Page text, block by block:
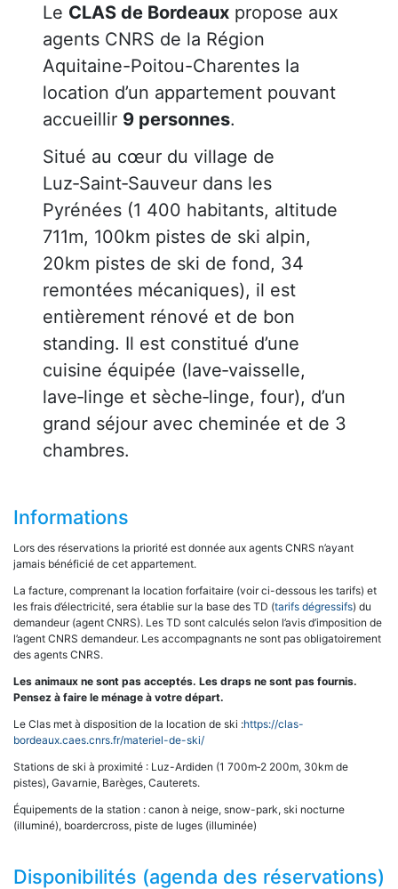
Le CLAS de Bordeaux propose aux
agents CNRS de la Région
Aquitaine-Poitou-Charentes la
location d’un appartement pouvant
accueillir 9 personnes.
Situé au cœur du village de
Luz‑Saint‑Sauveur dans les
Pyrénées (1 400 habitants, altitude
711m, 100km pistes de ski alpin,
20km pistes de ski de fond, 34
remontées mécaniques), il est
entièrement rénové et de bon
standing. Il est constitué d’une
cuisine équipée (lave‑vaisselle,
lave‑linge et sèche‑linge, four), d’un
grand séjour avec cheminée et de 3
chambres.
Informations
Lors des réservations la priorité est donnée aux agents CNRS n’ayant
jamais bénéficié de cet appartement.
La facture, comprenant la location forfaitaire (voir ci-dessous les tarifs) et
les frais d’électricité, sera établie sur la base des TD (tarifs dégressifs) du
demandeur (agent CNRS). Les TD sont calculés selon l’avis d’imposition de
l’agent CNRS demandeur. Les accompagnants ne sont pas obligatoirement
des agents CNRS.
Les animaux ne sont pas acceptés. Les draps ne sont pas fournis.
Pensez à faire le ménage à votre départ.
Le Clas met à disposition de la location de ski :https://clas-
bordeaux.caes.cnrs.fr/materiel-de-ski/
Stations de ski à proximité : Luz-Ardiden (1 700m‑2 200m, 30km de
pistes), Gavarnie, Barèges, Cauterets.
Équipements de la station : canon à neige, snow-park, ski nocturne
(illuminé), boardercross, piste de luges (illuminée)
Disponibilités (agenda des réservations)